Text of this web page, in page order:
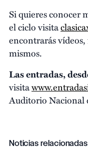
Si quieres conocer
el ciclo visita
encontrarás
mismos.
Las entradas,
visita
Auditorio Nacional
Noticias relacionadas